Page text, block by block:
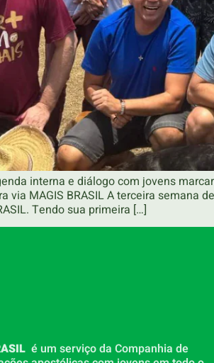
interna e diálogo com jovens
via MAGIS BRASIL A terceira semana
Tendo sua primeira […]
é um serviço da Companhia de